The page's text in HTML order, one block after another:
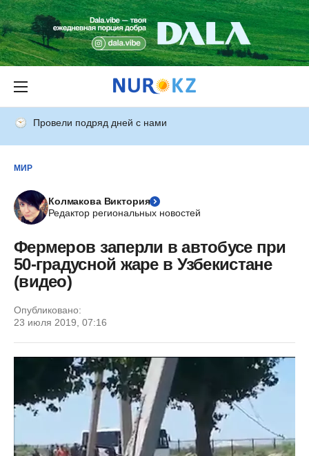
Провели подряд дней с нами
МИР
Колмакова Виктория
Редактор региональных новостей
Фермеров заперли в автобусе при
50-градусной жаре в Узбекистане
(видео)
Опубликовано:
23 июля 2019, 07:16